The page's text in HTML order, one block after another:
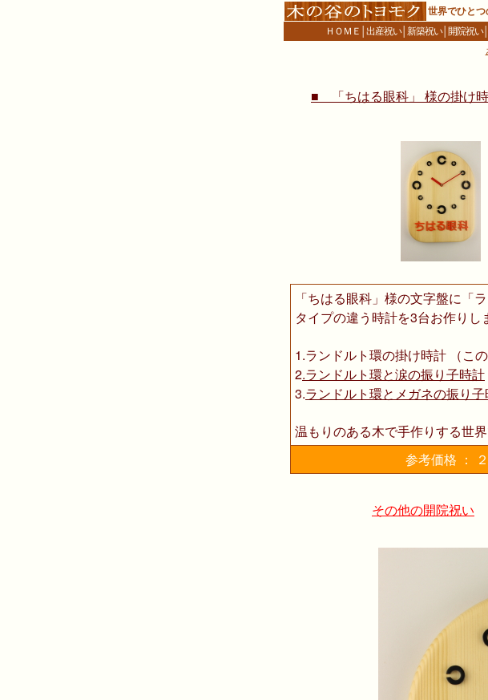
世界でひと
ＨＯＭＥ │出産祝い│新築祝い│開院祝い│
■ 「ちはる眼科」 様の掛け
「ちはる眼科」様の文字盤に「
タイプの違う時計を3台お作りし
1.ランドルト環の掛け時計 （この
2.ランドルト環と涙の振り子時計
3.ランドルト環とメガネの振り
温もりのある木で手作りする世
参考価格 ：
その他の開院祝い